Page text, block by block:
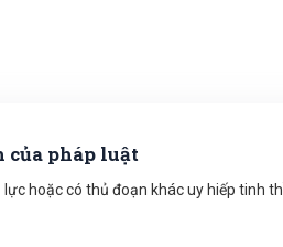
của pháp luật
hoặc có thủ đoạn khác uy hiếp tinh